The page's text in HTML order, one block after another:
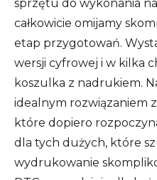
sprzętu do wykonania
całkowicie omijamy
etap przygotowań.
wersji cyfrowej i w kilka
koszulka z nadrukiem.
idealnym rozwiązaniem
które dopiero
dla tych dużych, które
wydrukowanie